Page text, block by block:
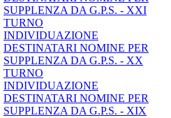
SUPPLENZA DA G.P.S. - XXI
TURNO
INDIVIDUAZIONE
DESTINATARI NOMINE PER
SUPPLENZA DA G.P.S. - XX
TURNO
INDIVIDUAZIONE
DESTINATARI NOMINE PER
SUPPLENZA DA G.P.S. - XIX